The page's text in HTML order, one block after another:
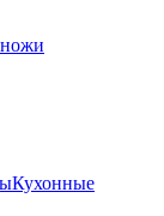
Кухонные